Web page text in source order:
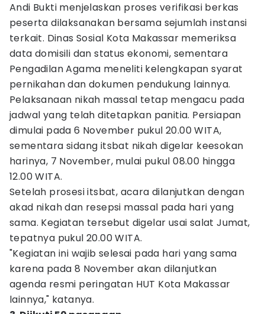
Andi Bukti menjelaskan proses verifikasi berkas
peserta dilaksanakan bersama sejumlah instansi
terkait. Dinas Sosial Kota Makassar memeriksa
data domisili dan status ekonomi, sementara
Pengadilan Agama meneliti kelengkapan syarat
pernikahan dan dokumen pendukung lainnya.
Pelaksanaan nikah massal tetap mengacu pada
jadwal yang telah ditetapkan panitia. Persiapan
dimulai pada 6 November pukul 20.00 WITA,
sementara sidang itsbat nikah digelar keesokan
harinya, 7 November, mulai pukul 08.00 hingga
12.00 WITA.
Setelah prosesi itsbat, acara dilanjutkan dengan
akad nikah dan resepsi massal pada hari yang
sama. Kegiatan tersebut digelar usai salat Jumat,
tepatnya pukul 20.00 WITA.
"Kegiatan ini wajib selesai pada hari yang sama
karena pada 8 November akan dilanjutkan
agenda resmi peringatan HUT Kota Makassar
lainnya," katanya.